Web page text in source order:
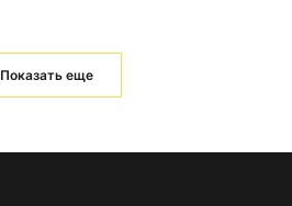
Показать еще